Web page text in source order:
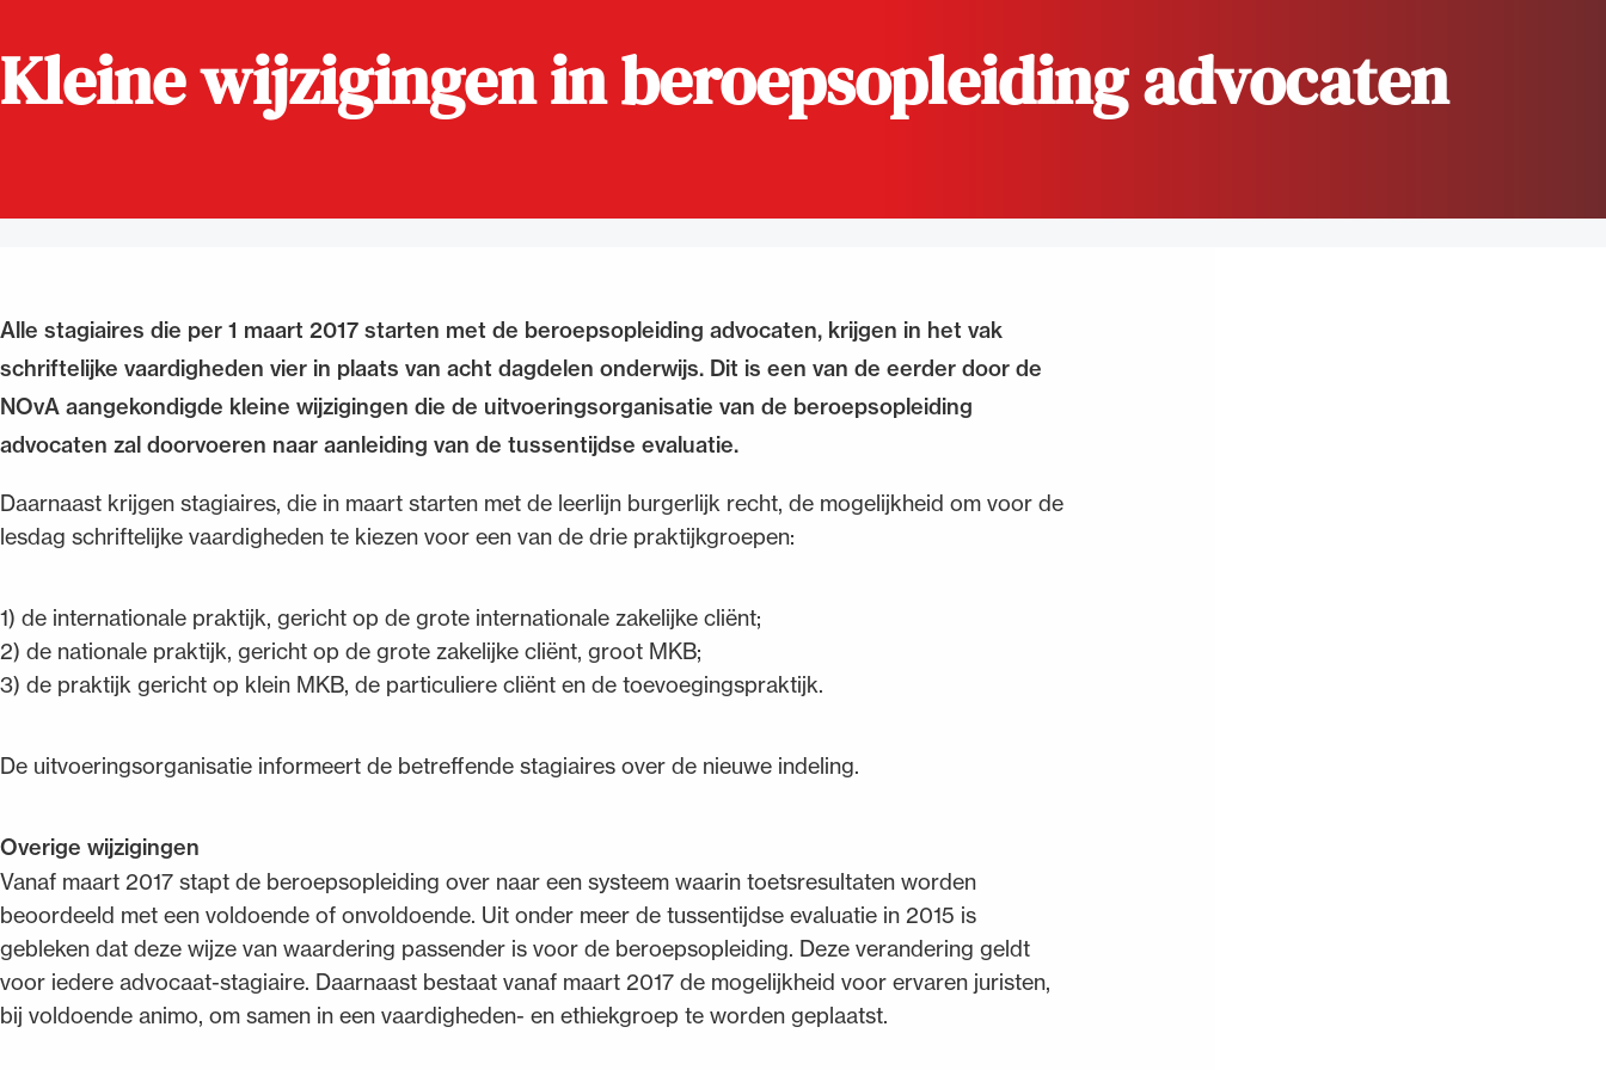
Kleine wijzigingen in beroepsopleiding advocaten
Alle stagiaires die per 1 maart 2017 starten met de beroepsopleiding advocaten, krijgen in het vak
schriftelijke vaardigheden vier in plaats van acht dagdelen onderwijs. Dit is een van de eerder door de
NOvA aangekondigde kleine wijzigingen die de uitvoeringsorganisatie van de beroepsopleiding
advocaten zal doorvoeren naar aanleiding van de tussentijdse evaluatie.
Daarnaast krijgen stagiaires, die in maart starten met de leerlijn burgerlijk recht, de mogelijkheid om voor de
lesdag schriftelijke vaardigheden te kiezen voor een van de drie praktijkgroepen:
1) de internationale praktijk, gericht op de grote internationale zakelijke cliënt;
2) de nationale praktijk, gericht op de grote zakelijke cliënt, groot MKB;
3) de praktijk gericht op klein MKB, de particuliere cliënt en de toevoegingspraktijk.
De uitvoeringsorganisatie informeert de betreffende stagiaires over de nieuwe indeling.
Overige wijzigingen
Vanaf maart 2017 stapt de beroepsopleiding over naar een systeem waarin toetsresultaten worden
beoordeeld met een voldoende of onvoldoende. Uit onder meer de tussentijdse evaluatie in 2015 is
gebleken dat deze wijze van waardering passender is voor de beroepsopleiding. Deze verandering geldt
voor iedere advocaat-stagiaire. Daarnaast bestaat vanaf maart 2017 de mogelijkheid voor ervaren juristen,
bij voldoende animo, om samen in een vaardigheden- en ethiekgroep te worden geplaatst.
Alle wet- en regelgeving voor de advocatuur. Van de
Advocatenwet tot de Verordening op de advocatuur
(Voda) en de Regeling op de advocatuur (Roda).
Ondersteuning voor advocaten bij hun
beroepsuitoefening: van de advocatenpas tot het
rechtsgebiedenregister en geheimhoudernummers.